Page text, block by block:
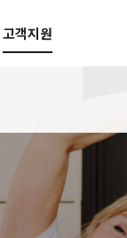
고객지원